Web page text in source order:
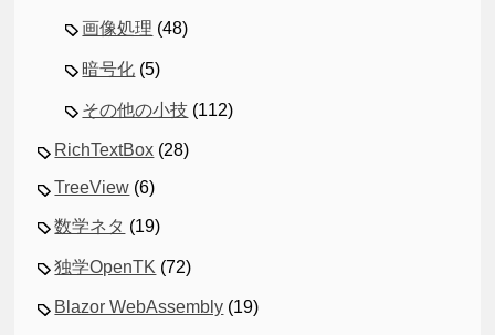
画像処理 (48)
暗号化 (5)
その他の小技 (112)
RichTextBox (28)
TreeView (6)
数学ネタ (19)
独学OpenTK (72)
Blazor WebAssembly (19)